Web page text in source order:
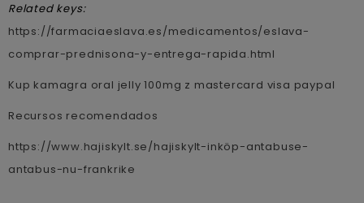
Related keys:
https://farmaciaeslava.es/medicamentos/eslava-
comprar-prednisona-y-entrega-rapida.html
Kup kamagra oral jelly 100mg z mastercard visa paypal
Recursos recomendados
https://www.hajiskylt.se/hajiskylt-inköp-antabuse-
antabus-nu-frankrike